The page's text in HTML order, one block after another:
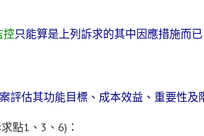
控只能算是上列訴求的其中因應措施而
評估其功能目標、成本效益、重要性及
點1、3、6)：